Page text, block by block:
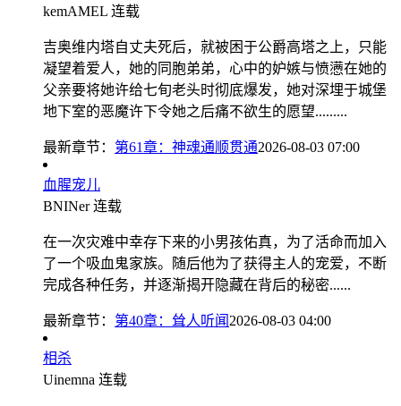
kemAMEL 连载
吉奥维内塔自丈夫死后，就被困于公爵高塔之上，只能
凝望着爱人，她的同胞弟弟，心中的妒嫉与愤懑在她的
父亲要将她许给七旬老头时彻底爆发，她对深埋于城堡
地下室的恶魔许下令她之后痛不欲生的愿望.........
最新章节： 第61章：神魂通顺贯通2026-08-03 07:00
血腥宠儿
BNINer 连载
在一次灾难中幸存下来的小男孩佑真，为了活命而加入
了一个吸血鬼家族。随后他为了获得主人的宠爱，不断
完成各种任务，并逐渐揭开隐藏在背后的秘密......
最新章节： 第40章：耸人听闻 2026-08-03 04:00
相杀
Uinemna 连载